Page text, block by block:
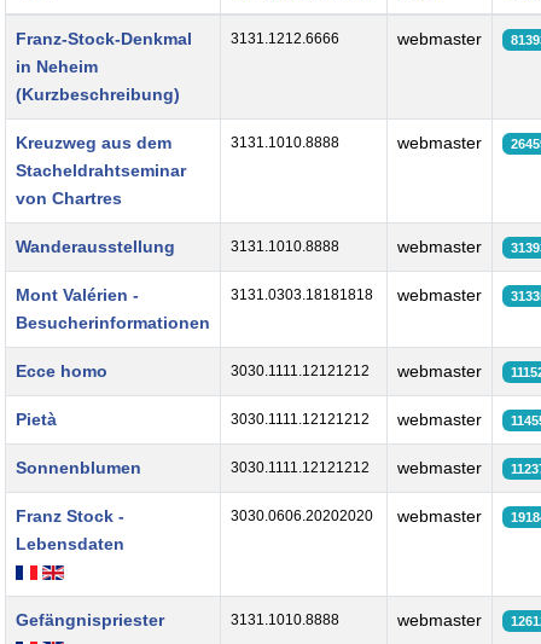
Franz-Stock-Denkmal
in Neheim
(Kurzbeschreibung)
3131.1212.6666 webmaster
Kreuzweg aus dem
Stacheldrahtseminar
von Chartres
3131.1010.8888 webmaster
Wanderausstellung 3131.1010.8888 webmaster
Mont Valérien -
Besucherinformationen
3131.0303.18181818 webmaster
Ecce homo 3030.1111.12121212 webmaster
Pietà 3030.1111.12121212 webmaster
Sonnenblumen 3030.1111.12121212 webmaster
Franz Stock -
Lebensdaten
3030.0606.20202020 webmaster
Gefängnispriester 3131.1010.8888 webmaster